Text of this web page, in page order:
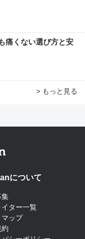
痛くない選び方と安
> もっと見る
について​
集
ター一覧
ップ​